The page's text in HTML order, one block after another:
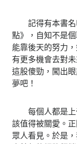
記得有本書名
點》，自知不是
能靠後天的努力
有更多機會去對
這股傻勁，闖出
夢吧！
每個人都是上
該值得被關愛。
眾人看見。於是